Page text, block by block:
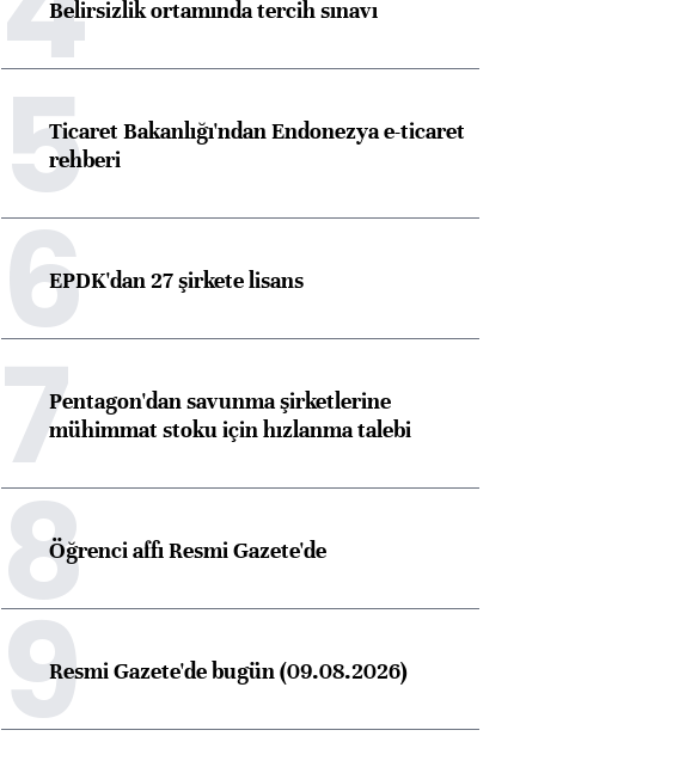
Belirsizlik ortamında tercih sınavı
5Ticaret Bakanlığı'ndan Endonezya e-ticaret
rehberi
6EPDK'dan 27 şirkete lisans
7Pentagon'dan savunma şirketlerine
mühimmat stoku için hızlanma talebi
8Öğrenci affı Resmi Gazete'de
9Resmi Gazete'de bugün (09.08.2026)